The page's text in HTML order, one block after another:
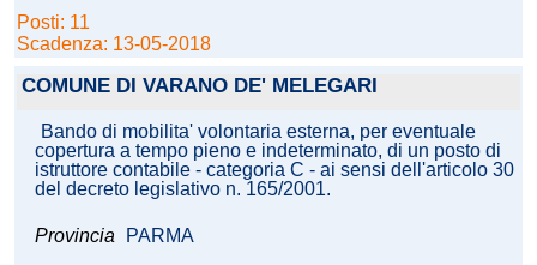
Posti: 11
Scadenza: 13-05-2018
COMUNE DI VARANO DE' MELEGARI
Bando di mobilita' volontaria esterna, per eventuale
copertura a tempo pieno e indeterminato, di un posto di
istruttore contabile - categoria C - ai sensi dell'articolo 30
del decreto legislativo n. 165/2001.
Provincia PARMA